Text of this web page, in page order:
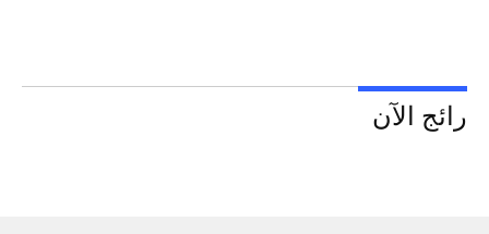
رائج الآن